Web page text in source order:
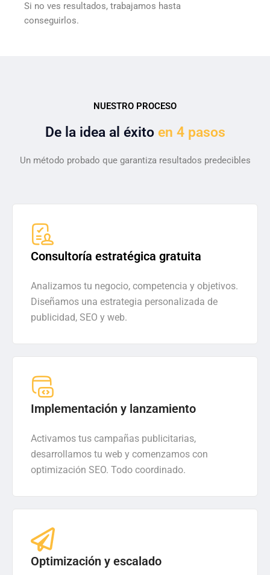
Si no ves resultados, trabajamos hasta
conseguirlos.
NUESTRO PROCESO
De la idea al éxito en 4 pasos
Un método probado que garantiza resultados predecibles
Consultoría estratégica gratuita
Analizamos tu negocio, competencia y objetivos.
Diseñamos una estrategia personalizada de
publicidad, SEO y web.
Implementación y lanzamiento
Activamos tus campañas publicitarias,
desarrollamos tu web y comenzamos con
optimización SEO. Todo coordinado.
Optimización y escalado